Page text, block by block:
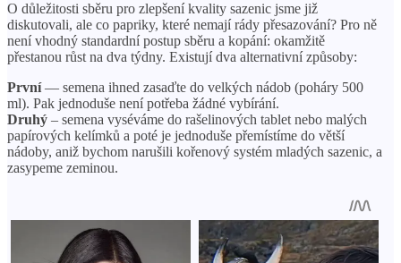
O důležitosti sběru pro zlepšení kvality sazenic jsme již
diskutovali, ale co papriky, které nemají rády přesazování? Pro ně
není vhodný standardní postup sběru a kopání: okamžitě
přestanou růst na dva týdny. Existují dva alternativní způsoby:
První— semena ihned zasaďte do velkých nádob (poháry 500
ml). Pak jednoduše není potřeba žádné vybírání.
Druhý – semena vyséváme do rašelinových tablet nebo malých
papírových kelímků a poté je jednoduše přemístíme do větší
nádoby, aniž bychom narušili kořenový systém mladých sazenic, a
zasypeme zeminou.